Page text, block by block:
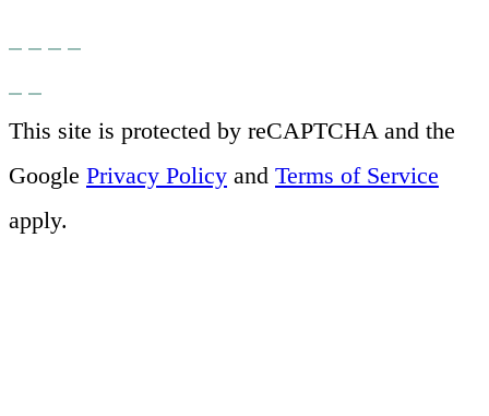
This site is protected by reCAPTCHA and the
Google Privacy Policy and Terms of Service
apply.